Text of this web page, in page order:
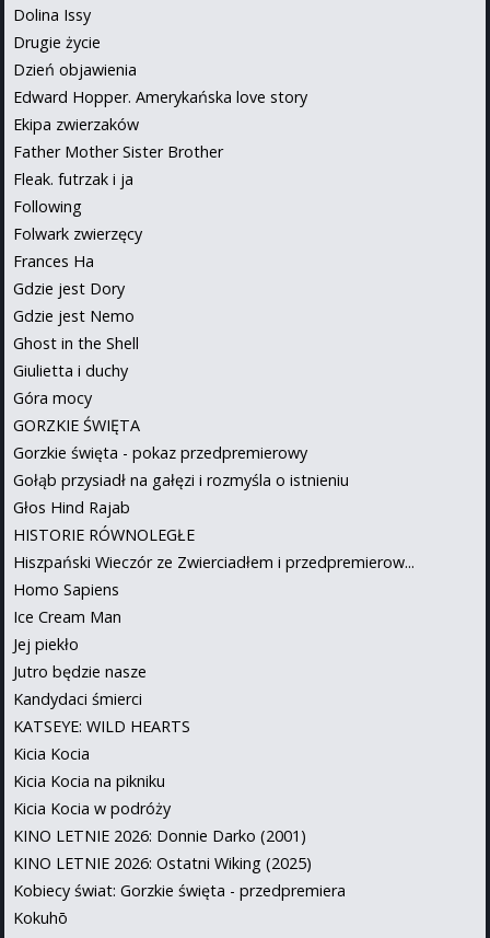
Dolina Issy
Drugie życie
Dzień objawienia
Edward Hopper. Amerykańska love story
Ekipa zwierzaków
Father Mother Sister Brother
Fleak. futrzak i ja
Following
Folwark zwierzęcy
Frances Ha
Gdzie jest Dory
Gdzie jest Nemo
Ghost in the Shell
Giulietta i duchy
Góra mocy
GORZKIE ŚWIĘTA
Gorzkie święta - pokaz przedpremierowy
Gołąb przysiadł na gałęzi i rozmyśla o istnieniu
Głos Hind Rajab
HISTORIE RÓWNOLEGŁE
Hiszpański Wieczór ze Zwierciadłem i przedpremierow...
Homo Sapiens
Ice Cream Man
Jej piekło
Jutro będzie nasze
Kandydaci śmierci
KATSEYE: WILD HEARTS
Kicia Kocia
Kicia Kocia na pikniku
Kicia Kocia w podróży
KINO LETNIE 2026: Donnie Darko (2001)
KINO LETNIE 2026: Ostatni Wiking (2025)
Kobiecy świat: Gorzkie święta - przedpremiera
Kokuhō